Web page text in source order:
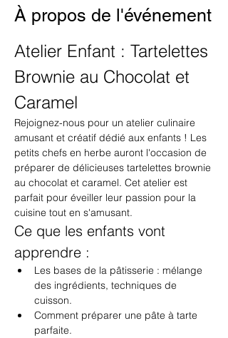
À propos de l'événement
Atelier Enfant : Tartelettes
Brownie au Chocolat et
Caramel
Rejoignez-nous pour un atelier culinaire
amusant et créatif dédié aux enfants ! Les
petits chefs en herbe auront l'occasion de
préparer de délicieuses tartelettes brownie
au chocolat et caramel. Cet atelier est
parfait pour éveiller leur passion pour la
cuisine tout en s'amusant.
Ce que les enfants vont
apprendre :
Les bases de la pâtisserie : mélange
des ingrédients, techniques de
cuisson.
Comment préparer une pâte à tarte
parfaite.